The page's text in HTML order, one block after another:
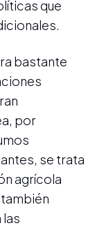
que
bastante
por
se trata
agrícola
las